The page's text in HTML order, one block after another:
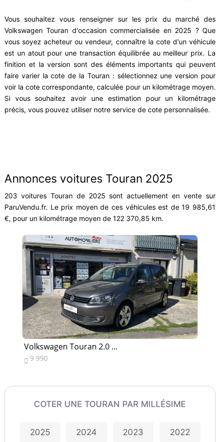
Vous souhaitez vous renseigner sur les prix du marché des
Volkswagen Touran d'occasion commercialisée en 2025 ? Que
vous soyez acheteur ou vendeur, connaître la cote d'un véhicule
est un atout pour une transaction équilibrée au meilleur prix. La
finition et la version sont des éléments importants qui peuvent
faire varier la cote de la Touran : sélectionnez une version pour
voir la cote correspondante, calculée pour un kilométrage moyen.
Si vous souhaitez avoir une estimation pour un kilométrage
précis, vous pouvez utiliser notre service de cote personnalisée.
Annonces voitures Touran 2025
203 voitures Touran de 2025 sont actuellement en vente sur
ParuVendu.fr. Le prix moyen de ces véhicules est de 19 985,61
€, pour un kilométrage moyen de 122 370,85 km.
Volkswagen Touran 2.0 ...
 9 990
COTER UNE TOURAN PAR MILLÉSIME
2025 2024 2023 2022